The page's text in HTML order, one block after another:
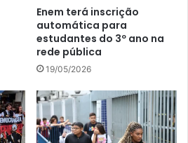
Enem terá inscrição
automática para
estudantes do 3º ano na
rede pública
19/05/2026